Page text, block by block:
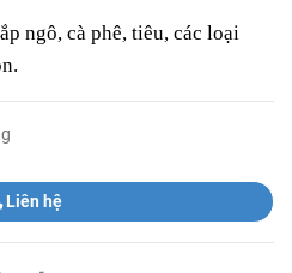
ngô, cà phê, tiêu, các loại
Liên hệ